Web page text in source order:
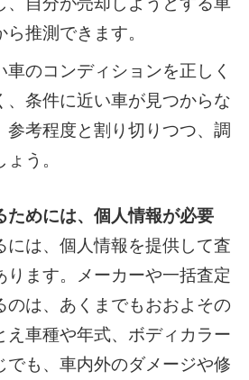
推測できます。
車のコンディションを正しく
、条件に近い車が見つからな
参考程度と割り切りつつ、調
う。
ためには、個人情報が必要
には、個人情報を提供して査
ります。メーカーや一括査定
のは、あくまでもおおよその
え車種や年式、ボディカラー
でも、車内外のダメージや修